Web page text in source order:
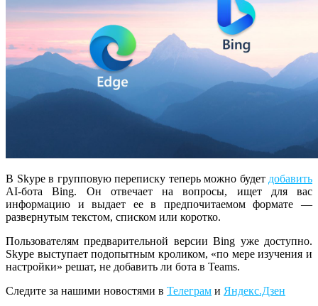
В Skype в групповую переписку теперь можно будет добавить
AI-бота Bing. Он отвечает на вопросы, ищет для вас
информацию и выдает ее в предпочитаемом формате —
развернутым текстом, списком или коротко.
Пользователям предварительной версии Bing уже доступно.
Skype выступает подопытным кроликом, «по мере изучения и
настройки» решат, не добавить ли бота в Teams.
Следите за нашими новостями в Телеграм и Яндекс.Дзен